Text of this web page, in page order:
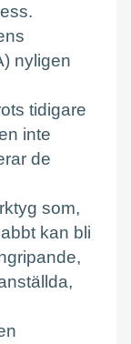
nyligen
tidigare
inte
de
som,
kan bli